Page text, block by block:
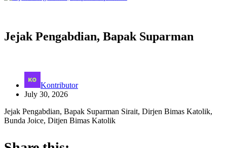
Jejak Pengabdian, Bapak Suparman
Kontributor
July 30, 2026
Jejak Pengabdian, Bapak Suparman Sirait, Dirjen Bimas Katolik,
Bunda Joice, Ditjen Bimas Katolik